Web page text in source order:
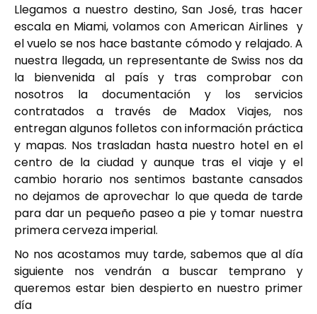
Llegamos a nuestro destino, San José, tras hacer
escala en Miami, volamos con American Airlines y
el vuelo se nos hace bastante cómodo y relajado. A
nuestra llegada, un representante de Swiss nos da
la bienvenida al país y tras comprobar con
nosotros la documentación y los servicios
contratados a través de Madox Viajes, nos
entregan algunos folletos con información práctica
y mapas. Nos trasladan hasta nuestro hotel en el
centro de la ciudad y aunque tras el viaje y el
cambio horario nos sentimos bastante cansados
no dejamos de aprovechar lo que queda de tarde
para dar un pequeño paseo a pie y tomar nuestra
primera cerveza imperial.
No nos acostamos muy tarde, sabemos que al día
siguiente nos vendrán a buscar temprano y
queremos estar bien despierto en nuestro primer
día